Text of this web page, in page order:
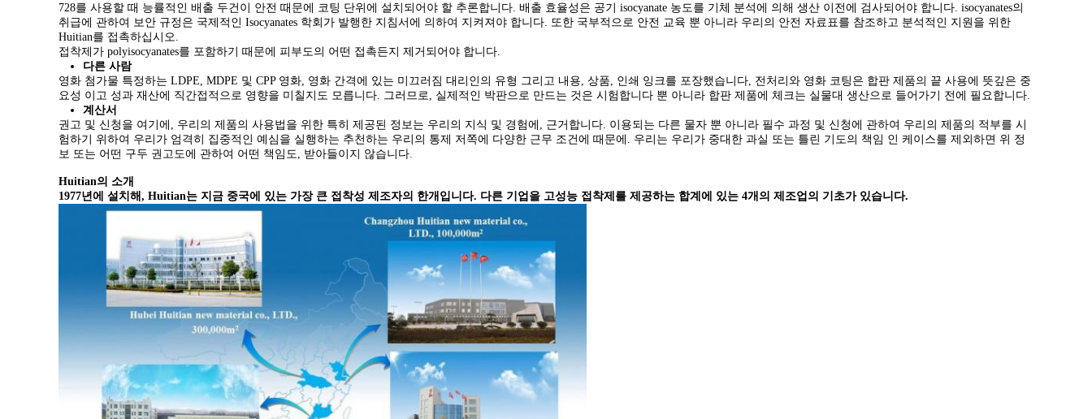
728를 사용할 때 능률적인 배출 두건이 안전 때문에 코팅 단위에 설치되어야 할 추론합니다. 배출 효율성은 공기 isocyanate 농도를 기체 분석에 의해 생산 이전에 검사되어야 합니다. isocyanates의
취급에 관하여 보안 규정은 국제적인 Isocyanates 학회가 발행한 지침서에 의하여 지켜져야 합니다. 또한 국부적으로 안전 교육 뿐 아니라 우리의 안전 자료표를 참조하고 분석적인 지원을 위한
Huitian를 접촉하십시오.
접착제가 polyisocyanates를 포함하기 때문에 피부도의 어떤 접촉든지 제거되어야 합니다.
다른 사람
영화 첨가물 특정하는 LDPE, MDPE 및 CPP 영화, 영화 간격에 있는 미끄러짐 대리인의 유형 그리고 내용, 상품, 인쇄 잉크를 포장했습니다, 전처리와 영화 코팅은 합판 제품의 끝 사용에 뜻깊은 중
요성 이고 성과 재산에 직간접적으로 영향을 미칠지도 모릅니다. 그러므로, 실제적인 박판으로 만드는 것은 시험합니다 뿐 아니라 합판 제품에 체크는 실물대 생산으로 들어가기 전에 필요합니다.
계산서
권고 및 신청을 여기에, 우리의 제품의 사용법을 위한 특히 제공된 정보는 우리의 지식 및 경험에, 근거합니다. 이용되는 다른 물자 뿐 아니라 필수 과정 및 신청에 관하여 우리의 제품의 적부를 시
험하기 위하여 우리가 엄격히 집중적인 예심을 실행하는 추천하는 우리의 통제 저쪽에 다양한 근무 조건에 때문에. 우리는 우리가 중대한 과실 또는 틀린 기도의 책임 인 케이스를 제외하면 위 정
보 또는 어떤 구두 권고도에 관하여 어떤 책임도, 받아들이지 않습니다.
Huitian의 소개
1977년에 설치해, Huitian는 지금 중국에 있는 가장 큰 접착성 제조자의 한개입니다. 다른 기업을 고성능 접착제를 제공하는 합계에 있는 4개의 제조업의 기초가 있습니다.